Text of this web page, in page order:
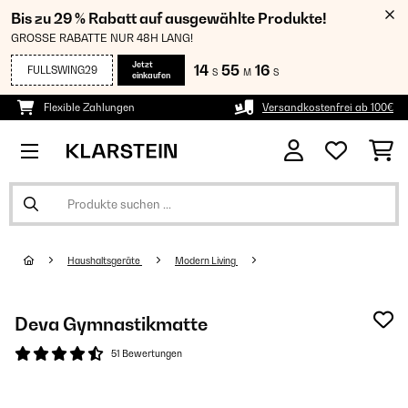
Bis zu 29 % Rabatt auf ausgewählte Produkte!
GROSSE RABATTE NUR 48H LANG!
FULLSWING29
Jetzt
einkaufen
14 S 55 M 16 S
Flexible Zahlungen Versandkostenfrei ab 100€
Haushaltsgeräte Modern Living
Deva Gymnastikmatte
51 Bewertungen